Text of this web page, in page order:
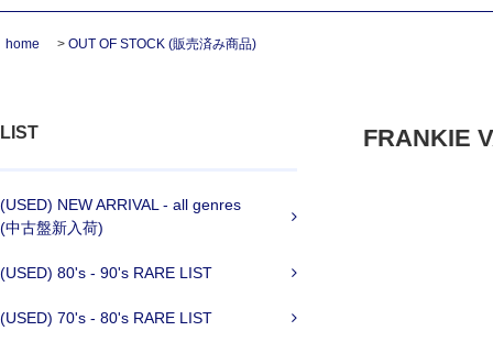
home > OUT OF STOCK (販売済み商品)
LIST
(USED) NEW ARRIVAL - all genres
(中古盤新入荷)
(USED) 80's - 90's RARE LIST
(USED) 70's - 80's RARE LIST
FRANKIE